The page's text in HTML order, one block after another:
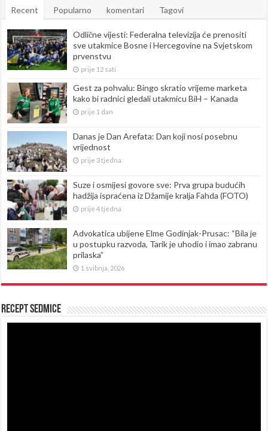
Recent Popularno komentari Tagovi
Odlične vijesti: Federalna televizija će prenositi
sve utakmice Bosne i Hercegovine na Svjetskom
prvenstvu
prije 12 sati
Gest za pohvalu: Bingo skratio vrijeme marketa
kako bi radnici gledali utakmicu BiH – Kanada
prije 1 dan
Danas je Dan Arefata: Dan koji nosi posebnu
vrijednost
prije 3 tjedna
Suze i osmijesi govore sve: Prva grupa budućih
hadžija ispraćena iz Džamije kralja Fahda (FOTO)
prije 4 tjedna
Advokatica ubijene Elme Godinjak-Prusac: “Bila je
u postupku razvoda, Tarik je uhodio i imao zabranu
prilaska”
1 svibnja, 2026
Recept sedmice